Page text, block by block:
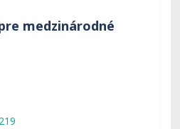
medzinárodné